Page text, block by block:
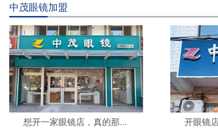
中茂眼镜加盟
想开一家眼镜店，真的那... 开眼镜